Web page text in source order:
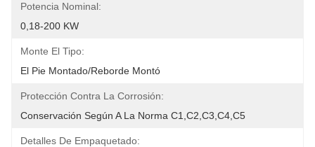
Potencia Nominal:
0,18-200 KW
Monte El Tipo:
El Pie Montado/reborde Montó
Protección Contra La Corrosión:
Conservación Según A La Norma C1,C2,C3,C4,C5
Detalles De Empaquetado: